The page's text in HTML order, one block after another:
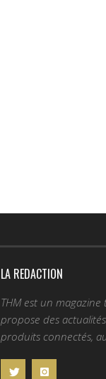
LA REDACTION
THM est un
propose des
produits connectés,